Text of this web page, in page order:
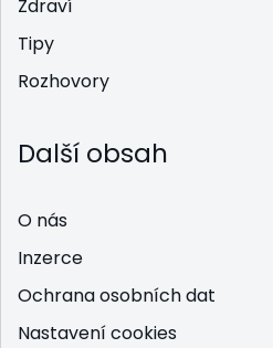
Zdraví
Tipy
Rozhovory
Další obsah
O nás
Inzerce
Ochrana osobních dat
Nastavení cookies